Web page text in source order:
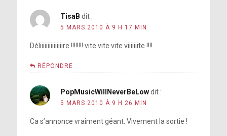
TisaB dit :
5 MARS 2010 À 9 H 17 MIN
Déliiiiiiiiiiiiiiire !!!!!!!! vite vite vite viiiiiiite !!!!
RÉPONDRE
PopMusicWillNeverBeLow dit :
5 MARS 2010 À 9 H 26 MIN
Ca s’annonce vraiment géant. Vivement la sortie !